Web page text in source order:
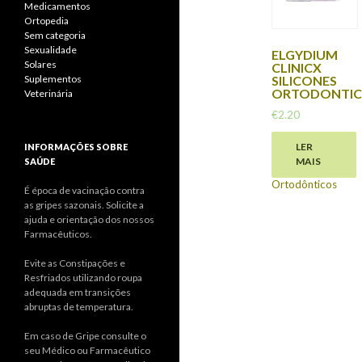
ELGYDIUM
CLINICX
SILICONES
€2.20
LER
MAIS
Higiene Oral
Aparelhos
Ortodônticos
Medicamentos
Ortopedia
Sem categoria
Sexualidade
Solares
Suplementos
Veterinária
INFORMAÇÕES SOBRE
SAÚDE
É época de vacinação contra
as gripes sazonais. Solicite a
ajuda e orientação dos nossos
Farmacêuticos.
Evite as Constipações e
Resfriados utilizando roupa
adequada em transições
abruptas de temperatura.
Em caso de Gripe consulte o
seu Médico ou Farmacêutico